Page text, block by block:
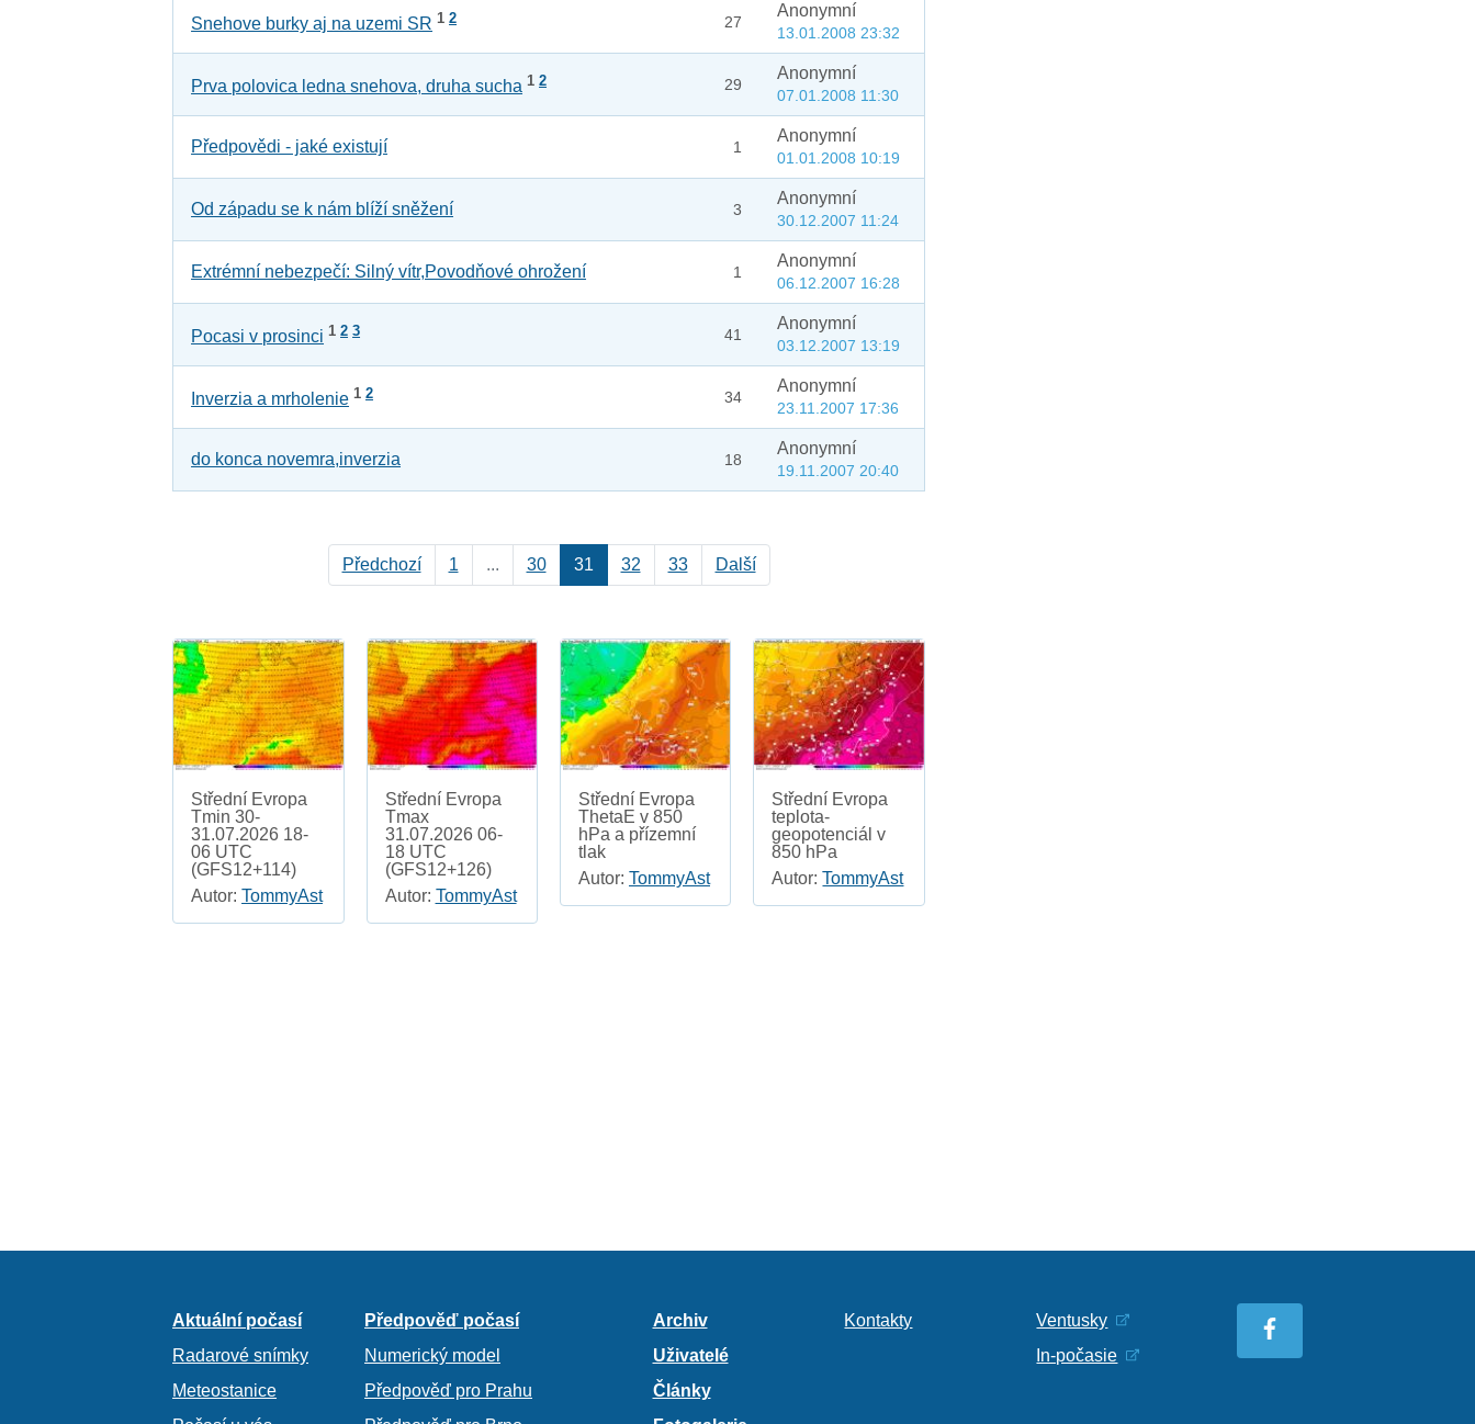
Snehove burky aj na uzemi SR 12 27
Anonymní
13.01.2008 23:32
Prva polovica ledna snehova, druha sucha 12 29
Anonymní
07.01.2008 11:30
Předpovědi - jaké existují 1
Anonymní
01.01.2008 10:19
Od západu se k nám blíží sněžení 3
Anonymní
30.12.2007 11:24
Extrémní nebezpečí: Silný vítr,Povodňové ohrožení 1
Anonymní
06.12.2007 16:28
Pocasi v prosinci 12 3 41
Anonymní
03.12.2007 13:19
Inverzia a mrholenie 12 34
Anonymní
23.11.2007 17:36
do konca novemra,inverzia 18
Anonymní
19.11.2007 20:40
Předchozí 1 ... 30 31 32 33 Další
Střední Evropa
Tmin 30-
31.07.2026 18-
06 UTC
(GFS12+114)
Autor:TommyAst
Střední Evropa
Tmax
31.07.2026 06-
18 UTC
(GFS12+126)
Autor: TommyAst
Střední Evropa
ThetaE v 850
hPa a přízemní
tlak
Autor: TommyAst
Střední Evropa
teplota-
geopotenciál v
850 hPa
Autor:TommyAst
Aktuální počasí
Radarové snímky
Meteostanice
Předpověď počasí
Numerický model
Předpověď pro Prahu
Archiv
Uživatelé
Články
Kontakty
Ventusky
In-počasie